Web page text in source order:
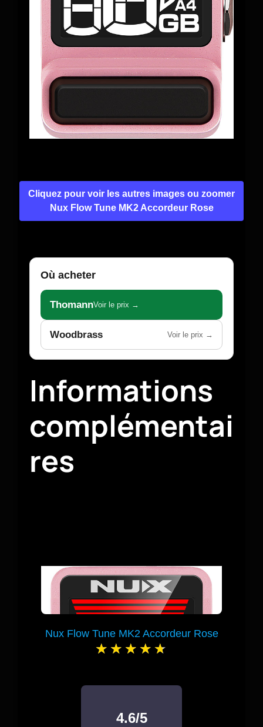
Cliquez pour voir les autres images ou zoomer
Nux Flow Tune MK2 Accordeur Rose
Où acheter
ThomannVoir le prix →
Woodbrass Voir le prix →
Informations
complémentai
res
Nux Flow Tune MK2 Accordeur Rose
4.6/5